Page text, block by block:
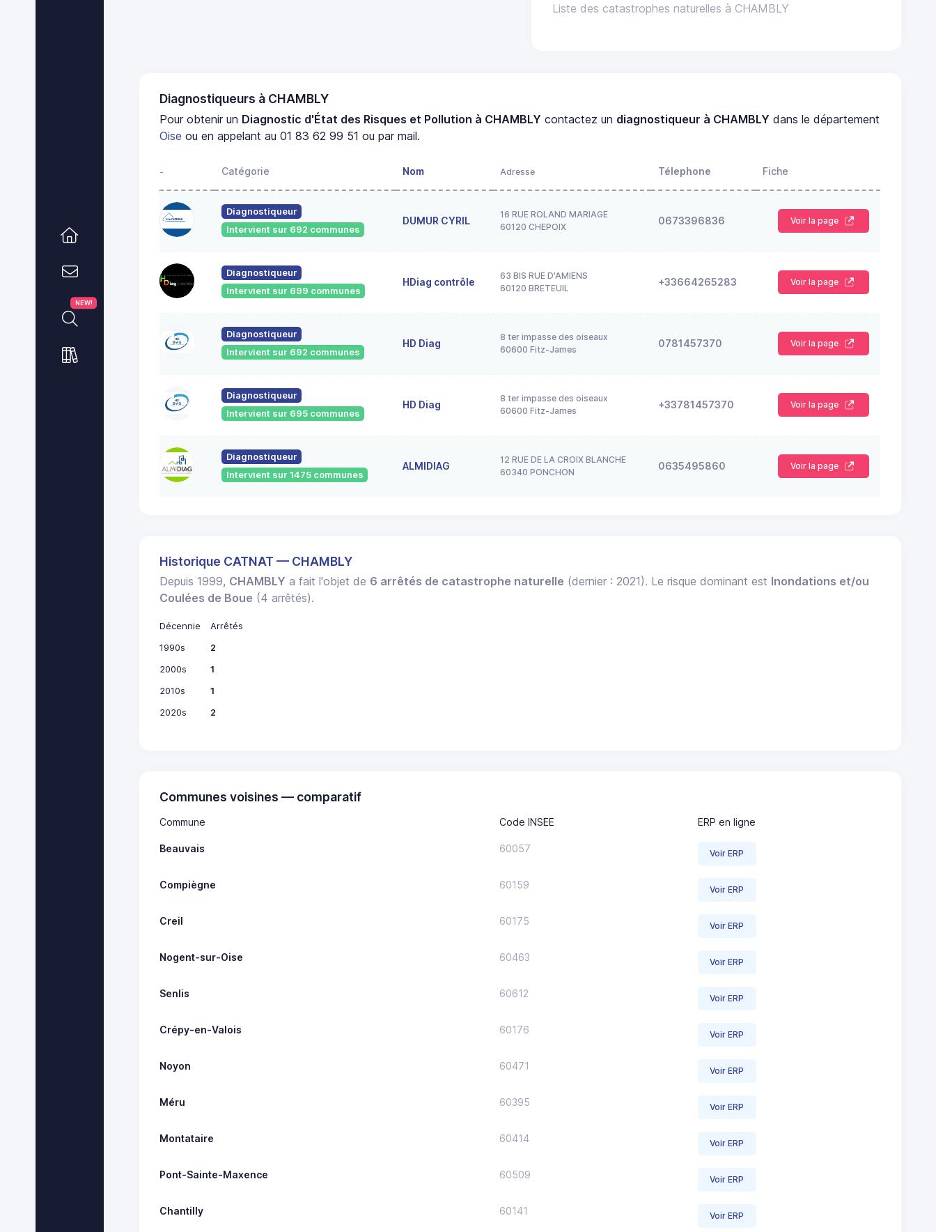
NEW!
Liste des catastrophes naturelles à CHAMBLY
Diagnostiqueurs à CHAMBLY
Pour obtenir un Diagnostic d'État des Risques et Pollution à CHAMBLY contactez un diagnostiqueur à CHAMBLY dans le département
Oise ou en appelant au 01 83 62 99 51 ou par mail.
- Catégorie Nom Adresse Télephone Fiche
Diagnostiqueur
Intervient sur 692 communes
DUMUR CYRIL
16 RUE ROLAND MARIAGE
60120 CHEPOIX
0673396836 Voir la page
Diagnostiqueur
Intervient sur 699 communes
HDiag contrôle
63 BIS RUE D'AMIENS
60120 BRETEUIL
+33664265283 Voir la page
Diagnostiqueur
Intervient sur 692 communes
HD Diag
8 ter impasse des oiseaux
60600 Fitz-James
0781457370 Voir la page
Diagnostiqueur
Intervient sur 695 communes
HD Diag
8 ter impasse des oiseaux
60600 Fitz-James
+33781457370 Voir la page
Diagnostiqueur
Intervient sur 1475 communes
ALMIDIAG
12 RUE DE LA CROIX BLANCHE
60340 PONCHON
0635495860 Voir la page
Historique CATNAT — CHAMBLY
Depuis 1999, CHAMBLY a fait l'objet de 6 arrêtés de catastrophe naturelle (dernier : 2021). Le risque dominant est Inondations et/ou
Coulées de Boue (4 arrêtés).
Décennie
Arrêtés
1990s
2
2000s
1
2010s
1
2020s
2
Communes voisines — comparatif
Commune Code INSEE ERP en ligne
Beauvais 60057 Voir ERP
Compiègne 60159 Voir ERP
Creil 60175 Voir ERP
Nogent-sur-Oise 60463 Voir ERP
Senlis 60612 Voir ERP
Crépy-en-Valois 60176 Voir ERP
Noyon 60471 Voir ERP
Méru 60395 Voir ERP
Montataire 60414 Voir ERP
Pont-Sainte-Maxence 60509 Voir ERP
Chantilly 60141 Voir ERP